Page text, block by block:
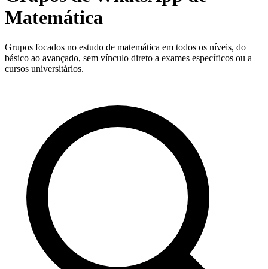
Matemática
Grupos focados no estudo de matemática em todos os níveis, do
básico ao avançado, sem vínculo direto a exames específicos ou a
cursos universitários.